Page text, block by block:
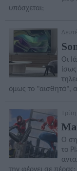
υπόσχεται;
Οι
όμως το "αισθητά",
Ο
το
την φέρνει σε πέρας;